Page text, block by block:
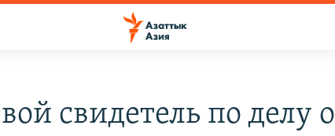
свидетель по делу о